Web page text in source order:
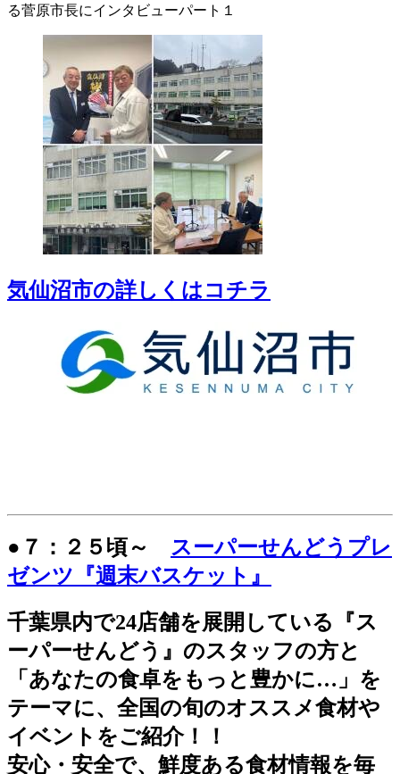
る菅原市長にインタビューパート１
気仙沼市の詳しくはコチラ
●７：２５頃～ スーパーせんどうプレ
ゼンツ『週末バスケット』
千葉県内で24店舗を展開している『ス
ーパーせんどう』のスタッフの方と
「あなたの食卓をもっと豊かに…」を
テーマに、全国の旬のオススメ食材や
イベントをご紹介！！
安心・安全で、鮮度ある食材情報を毎